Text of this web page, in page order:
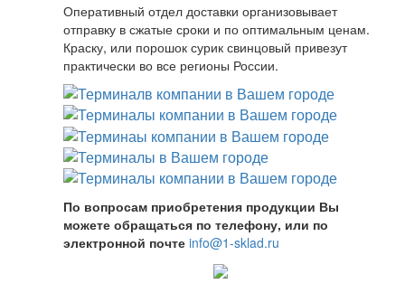
Оперативный отдел доставки организовывает
отправку в сжатые сроки и по оптимальным ценам.
Краску, или порошок сурик свинцовый привезут
практически во все регионы России.
По вопросам приобретения продукции Вы
можете обращаться по телефону, или по
электронной почте info@1-sklad.ru